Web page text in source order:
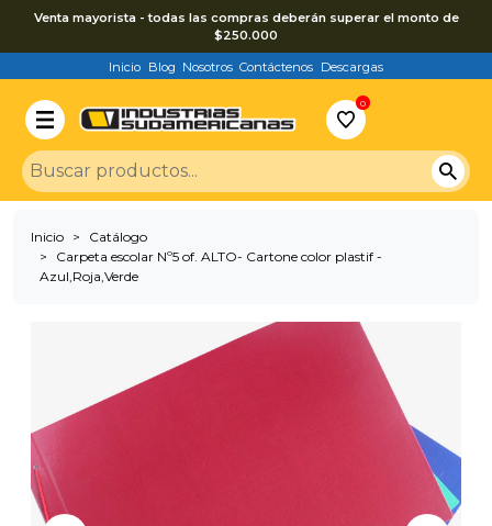
Venta mayorista - todas las compras deberán superar el monto de
$250.000
Inicio Blog Nosotros Contáctenos Descargas
0
Inicio
Catálogo
Carpeta escolar Nº5 of. ALTO- Cartone color plastif -
Azul,Roja,Verde